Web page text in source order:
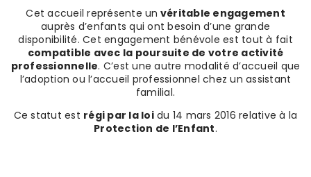
Cet accueil représente un véritable engagement
auprès d’enfants qui ont besoin d’une grande
disponibilité. Cet engagement bénévole est tout à fait
compatible avec la poursuite de votre activité
professionnelle. C’est une autre modalité d’accueil que
l’adoption ou l’accueil professionnel chez un assistant
familial.
Ce statut est régi par la loidu 14 mars 2016 relative à la
Protection de l’Enfant.